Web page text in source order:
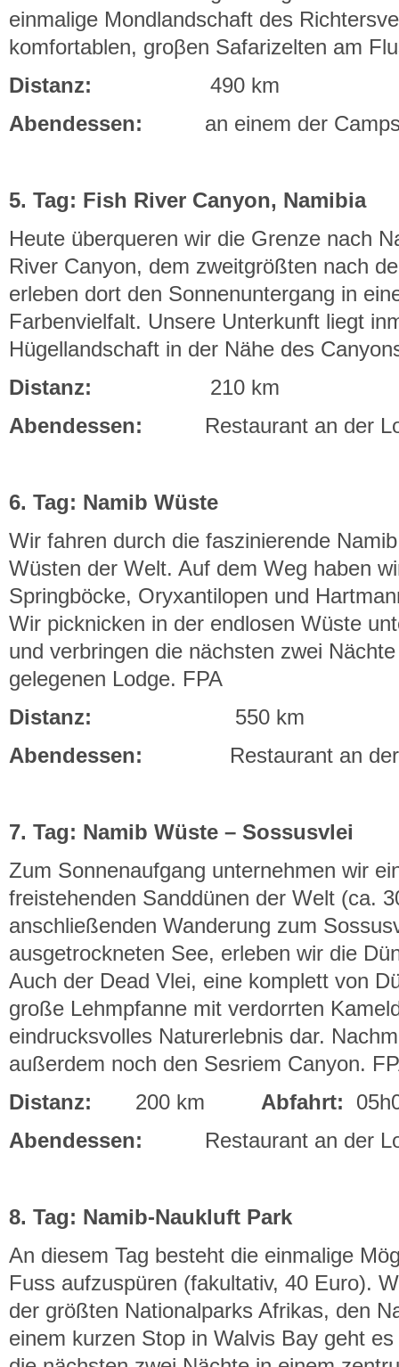
einmalige Mondlandschaft des
komfortablen, groβen Safarizelten am
Distanz: 490 km
Abendessen: an einem der
5. Tag: Fish River Canyon, Namibia
Heute überqueren wir die Grenze nach
River Canyon, dem zweitgrößten nach
erleben dort den Sonnenuntergang in
Farbenvielfalt. Unsere Unterkunft liegt
Hügellandschaft in der Nähe des
Distanz: 210 km
Abendessen: Restaurant an der
6. Tag: Namib Wüste
Wir fahren durch die faszinierende
Wüsten der Welt. Auf dem Weg haben
Springböcke, Oryxantilopen und
Wir picknicken in der endlosen Wüste
und verbringen die nächsten zwei
gelegenen Lodge. FPA
Distanz: 550 km
Abendessen: Restaurant an
7. Tag: Namib Wüste – Sossusvlei
Zum Sonnenaufgang unternehmen wir
freistehenden Sanddünen der Welt (ca.
anschließenden Wanderung zum
ausgetrockneten See, erleben wir die
Auch der Dead Vlei, eine komplett von
große Lehmpfanne mit verdorrten
eindrucksvolles Naturerlebnis dar.
außerdem noch den Sesriem Canyon.
Distanz: 200 km Abfahrt:
Abendessen: Restaurant an der
8. Tag: Namib-Naukluft Park
An diesem Tag besteht die einmalige
Fuss aufzuspüren (fakultativ, 40 Euro).
der größten Nationalparks Afrikas, den
einem kurzen Stop in Walvis Bay geht